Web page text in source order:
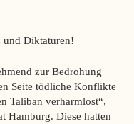
Diktaturen!
zur Bedrohung
Seite tödliche Konflikte
Taliban verharmlost“,
Hamburg. Diese hatten